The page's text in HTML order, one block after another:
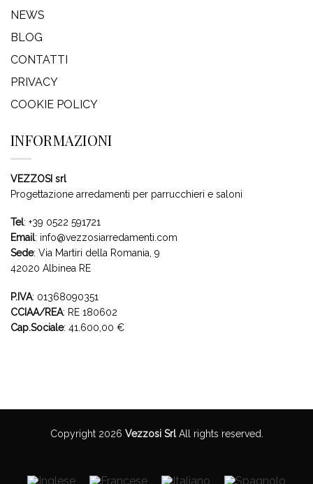
NEWS
BLOG
CONTATTI
PRIVACY
COOKIE POLICY
INFORMAZIONI
VEZZOSI srl
Progettazione arredamenti per parrucchieri e saloni
Tel: +39 0522 591721
Email: info@vezzosiarredamenti.com
Sede: Via Martiri della Romania, 9
42020 Albinea RE
P.IVA: 01368090351
CCIAA/REA: RE 180602
Cap.Sociale: 41.600,00 €
Copyright 2026 Vezzosi SrlAll rights reserved.